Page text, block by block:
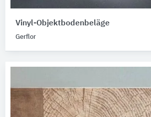
Vinyl-Objektbodenbeläge
Gerflor